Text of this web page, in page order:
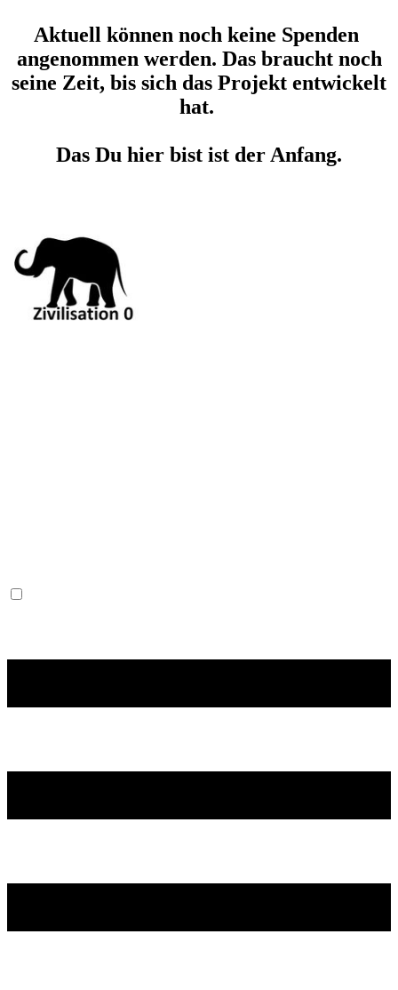
Aktuell können noch keine Spenden
angenommen werden. Das braucht noch
seine Zeit, bis sich das Projekt entwickelt
hat.
Das Du hier bist ist der Anfang.